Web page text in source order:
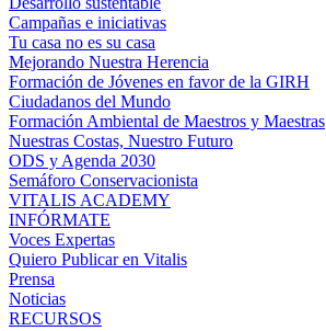
Campañas e iniciativas
Tu casa no es su casa
Mejorando Nuestra Herencia
Formación de Jóvenes en favor de la GIRH
Ciudadanos del Mundo
Formación Ambiental de Maestros y Maestras
Nuestras Costas, Nuestro Futuro
ODS y Agenda 2030
Semáforo Conservacionista
VITALIS ACADEMY
INFÓRMATE
Voces Expertas
Quiero Publicar en Vitalis
Prensa
Noticias
RECURSOS